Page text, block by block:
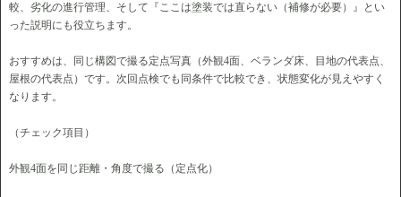
較、劣化の進行管理、そして『ここは塗装では直らない（補修が必要）』とい
った説明にも役立ちます。
おすすめは、同じ構図で撮る定点写真（外観4面、ベランダ床、目地の代表点、
屋根の代表点）です。次回点検でも同条件で比較でき、状態変化が見えやすく
なります。
（チェック項目）
外観4面を同じ距離・角度で撮る（定点化）